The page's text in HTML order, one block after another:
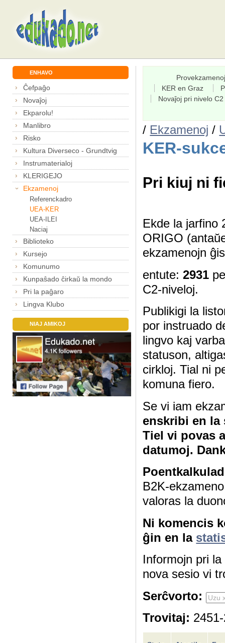
ENHAVO
Ĉefpaĝo
Novaĵoj
Ekparolu!
Manlibro
Risko
Kultura Diverseco - Grundtvig
Instrumaterialoj
KLERIGEJO
Ekzamenoj
Referenckadro
UEA-KER
UEA-ILEI
Naciaj
Biblioteko
Kursejo
Komunumo
Kunpaŝado ĉirkaŭ la mondo
Pri la paĝaro
Lingva Klubo
NIAJ AMIKOJ
Provekzamenoj
KER en Graz
Novaĵoj pri nivelo C2
/ Ekzamenoj /
KER-
Pri kiuj ni
Ekde la jarfino
ORIGO
ekzamenojn
entute:2931
C2-niveloj.
Publikigi la
por instruado
lingvo kaj
statuson,
cirkloj. Tial ni
komuna fiero.
Se vi iam
enskribi en la
Tiel vi povas
datumoj.
B2K-
valoras la
Ni komencis
ĝin en la
Informojn pri
nova sesio vi
Serĉvorto:
Trovitaj: